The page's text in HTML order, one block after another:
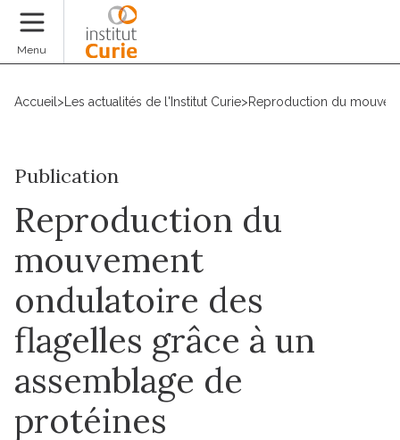
Menu
Accueil > Les actualités de l'Institut Curie>Reproduction du
Publication
Reproduction du
mouvement
ondulatoire des
flagelles grâce à un
assemblage de
protéines